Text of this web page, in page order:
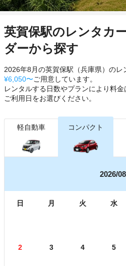
英賀保駅のレンタカ
ダーから探す
2026年8月の英賀保駅（兵庫県）のレ
¥6,050〜ご用意しています。
レンタルする日数やプランにより料
ご利用日をお選びください。
軽自動車 コンパクト
2026/08
日 月 火 水
2 3 4 5